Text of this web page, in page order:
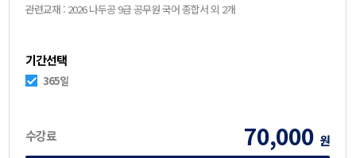
관련교재 : 2026 나두공 9급 공무원 국어 종합서 외 2개
기간선택
365일
수강료 70,000 원